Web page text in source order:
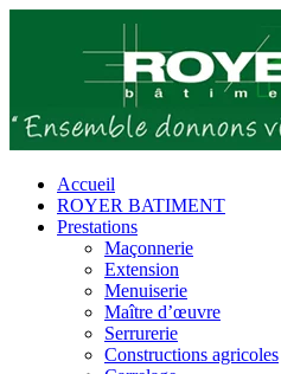
Accueil
ROYER BATIMENT
Prestations
Maçonnerie
Extension
Menuiserie
Maître d’œuvre
Serrurerie
Constructions agricoles